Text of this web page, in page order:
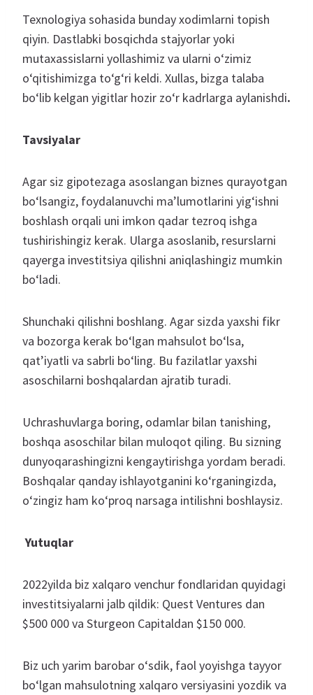
Texnologiya sohasida bunday xodimlarni topish
qiyin. Dastlabki bosqichda stajyorlar yoki
mutaxassislarni yollashimiz va ularni o‘zimiz
o‘qitishimizga to‘g‘ri keldi. Xullas, bizga talaba
bo‘lib kelgan yigitlar hozir zo‘r kadrlarga aylanishdi.
Tavsiyalar
Agar siz gipotezaga asoslangan biznes qurayotgan
bo‘lsangiz, foydalanuvchi ma’lumotlarini yig‘ishni
boshlash orqali uni imkon qadar tezroq ishga
tushirishingiz kerak. Ularga asoslanib, resurslarni
qayerga investitsiya qilishni aniqlashingiz mumkin
bo‘ladi.
Shunchaki qilishni boshlang. Agar sizda yaxshi fikr
va bozorga kerak bo‘lgan mahsulot bo‘lsa,
qat’iyatli va sabrli bo‘ling. Bu fazilatlar yaxshi
asoschilarni boshqalardan ajratib turadi.
Uchrashuvlarga boring, odamlar bilan tanishing,
boshqa asoschilar bilan muloqot qiling. Bu sizning
dunyoqarashingizni kengaytirishga yordam beradi.
Boshqalar qanday ishlayotganini ko‘rganingizda,
o‘zingiz ham ko‘proq narsaga intilishni boshlaysiz.
Yutuqlar
2022yilda biz xalqaro venchur fondlaridan quyidagi
investitsiyalarni jalb qildik: Quest Ventures dan
$500 000 va Sturgeon Capitaldan $150 000.
Biz uch yarim barobar o‘sdik, faol yoyishga tayyor
bo‘lgan mahsulotning xalqaro versiyasini yozdik va